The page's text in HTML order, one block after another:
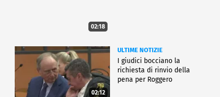
02:18
02:12
ULTIME NOTIZIE
I giudici bocciano la
richiesta di rinvio della
pena per Roggero